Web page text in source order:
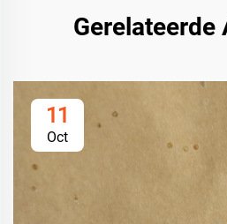
Gerelateerde
11
Oct